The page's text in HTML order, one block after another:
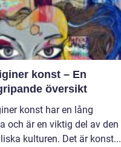
konst – En
översikt
konst har en lång
och är en viktig del av den
kulturen. Det är konst...